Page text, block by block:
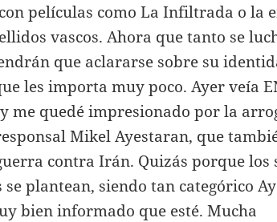
películas como La Infiltrada o la
vascos. Ahora que tanto se
que aclararse sobre su
les importa muy poco. Ayer veía
me quedé impresionado por la
Mikel Ayestaran, que
contra Irán. Quizás porque los
se plantean, siendo tan categórico
bien informado que esté. Mucha